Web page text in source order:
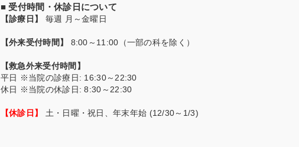
■ 受付時間・休診日について
【診療日】 毎週 月～金曜日
【外来受付時間】 8:00～11:00（一部の科を除く）
【救急外来受付時間】
平日 ※当院の診療日: 16:30～22:30
休日 ※当院の休診日: 8:30～22:30
【休診日】 土・日曜・祝日、年末年始 (12/30～1/3)